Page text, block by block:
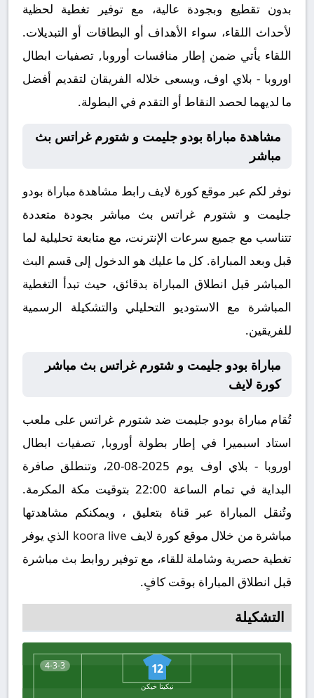
بدون تقطيع وبجودة عالية، مع توفير تغطية لحظية
لأحداث اللقاء، سواء الأهداف أو البطاقات أو التبديلات.
اللقاء يأتي ضمن إطار منافسات أوروبا, تصفيات ابطال
اوروبا - بلاي اوف، ويسعى خلاله الفريقان لتقديم أفضل
ما لديهما لحصد النقاط أو التقدم في البطولة.
مشاهدة مباراة بودو جليمت و شتورم غراتس بث
مباشر
نوفر لكم عبر موقع كورة لايف رابط مشاهدة مباراة بودو
جليمت و شتورم غراتس بث مباشر بجودة متعددة
تتناسب مع جميع سرعات الإنترنت، مع متابعة تحليلية لما
قبل وبعد المباراة. كل ما عليك هو الدخول إلى قسم البث
المباشر قبل انطلاق المباراة بدقائق، حيث تبدأ التغطية
المباشرة مع الاستوديو التحليلي والتشكيلة الرسمية
للفريقين.
مباراة بودو جليمت و شتورم غراتس بث مباشر
كورة لايف
تُقام مباراة بودو جليمت ضد شتورم غراتس على ملعب
استاد اسبميرا في إطار بطولة أوروبا, تصفيات ابطال
اوروبا - بلاي اوف يوم 2025-08-20، وتنطلق صافرة
البداية في تمام الساعة 22:00 بتوقيت مكة المكرمة.
وتُنقل المباراة عبر قناة بتعليق ، ويمكنكم مشاهدتها
مباشرة من خلال موقع كورة لايف koora live الذي يوفر
تغطية حصرية وشاملة للقاء، مع توفير روابط بث مباشرة
قبل انطلاق المباراة بوقت كافٍ.
التشكيلة
4-3-3 12
نيكيتا خيكن